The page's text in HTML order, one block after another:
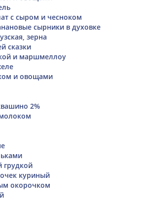
с сыром и чесноком
сырники в духовке
зерна
сказки
и маршмеллоу
и овощами
2%
грудкой
куриный
окорочком